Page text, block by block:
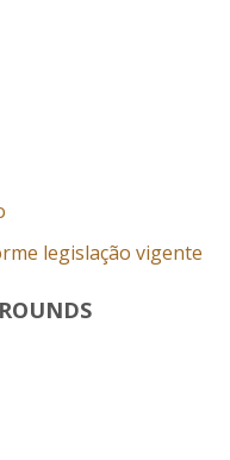
legislação vigente